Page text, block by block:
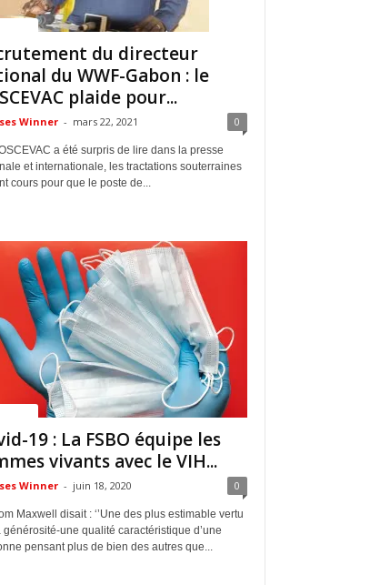
du directeur
du WWF-Gabon : le
plaide pour...
Winner - mars 22, 2021 0
a été surpris de lire dans la presse
et internationale, les tractations souterraines
cours pour que le poste de...
19 : La FSBO équipe les
vivants avec le VIH...
Winner - juin 18, 2020 0
Maxwell disait : ‘’Une des plus estimable vertu
générosité-une qualité caractéristique d’une
pensant plus de bien des autres que...